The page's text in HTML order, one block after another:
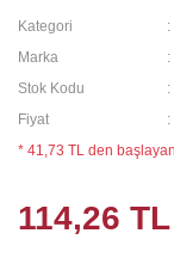
Kategori
Marka
Stok Kodu
Fiyat
* 41,73 TL den
114,26 TL